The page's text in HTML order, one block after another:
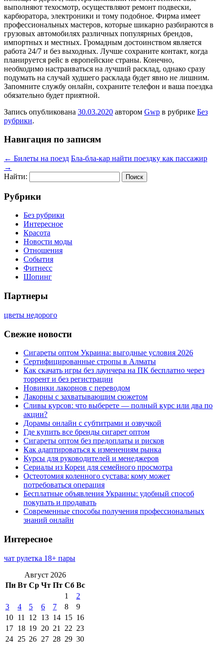
выполняют техосмотр, осуществляют ремонт подвески,
карбюратора, электроники и тому подобное. Фирма имеет
профессиональных мастеров, которые шикарно разбираются в
грузовых автомобилях различных популярных брендов,
импортных и местных. Громадным достоинством является
работа 24/7 и без выходных. Лучше сохраните контакт, когда
планируется рейс в европейские страны. Конечно,
необходимо настраиваться на лучший расклад, однако сразу
подумать на случай худшего расклада будет явно не лишним.
Запомните службу онлайн, сохраните телефон и ваша поездка
обязательно будет приятной.
Запись опубликована 30.03.2020 автором Gwp в рубрике Без
рубрики.
Навигация по записям
← Билеты на поезд Бла-бла-кар найти поездку как пассажир
→
Найти:
Рубрики
Без рубрики
Интересное
Красота
Новости моды
Отношения
События
Фитнесс
Шопинг
Партнеры
цветы недорого
Свежие новости
Сигареты оптом Украина: выгодные условия 2026
Сертифицированные стропы в Алматы
Как скачать игры без лаунчера на ПК бесплатно через
торрент и без регистрации
Новинки лакорнов с переводом
Лакорны с захватывающим сюжетом
Сливы курсов: что выберете — полный курс или два по
акции?
Дорамы онлайн с субтитрами и озвучкой
Где купить все бренды сигарет оптом
Сигареты оптом без предоплаты и рисков
Как адаптироваться к изменениям рынка
Курсы для руководителей и менеджеров
Сериалы из Кореи для семейного просмотра
Остеотомия коленного сустава: кому может
потребоваться операция
Бесплатные объявления Украины: удобный способ
покупать и продавать
Современные способы получения профессиональных
знаний онлайн
Интересное
чат рулетка 18+ пары
Август 2026
Пн Вт Ср Чт Пт Сб Вс
1
2
3
4 5 6 7 8
9
10 11 12 13 14 15 16
17 18 19 20 21 22 23
24 25 26 27 28 29 30